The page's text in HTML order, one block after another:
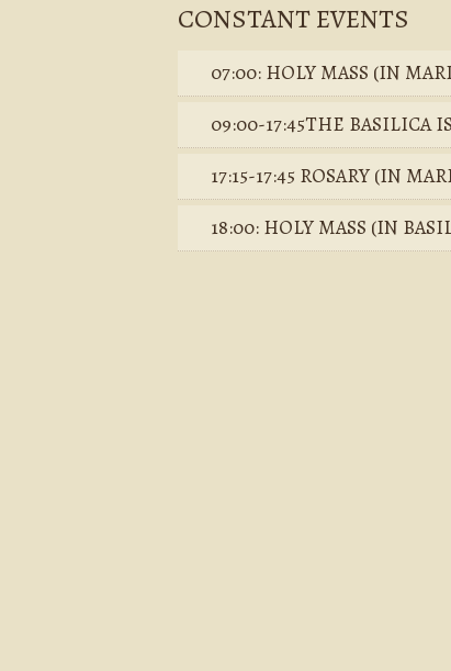
CONSTANT EVENTS
07:00: HOLY MASS (IN
09:00-17:45THE BASILICA
17:15-17:45 ROSARY (IN
18:00: HOLY MASS (IN